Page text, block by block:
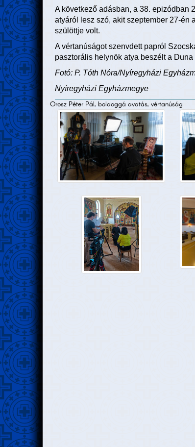
A következő adásban, a 38. epizódban
atyáról lesz szó, akit szeptember 27-
szülöttje volt.
A vértanúságot szenvdett papról
pasztorális helynök atya beszélt a
Fotó: P. Tóth Nóra/Nyíregyházi
Nyíregyházi Egyházmegye
Orosz Péter Pál, boldoggá avatás, vértanúság